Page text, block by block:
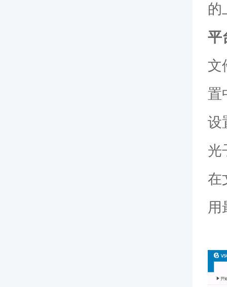
的
平
文
置
设
光
在
用